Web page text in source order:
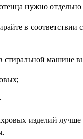
нужно
в
стиральной машине
изделий